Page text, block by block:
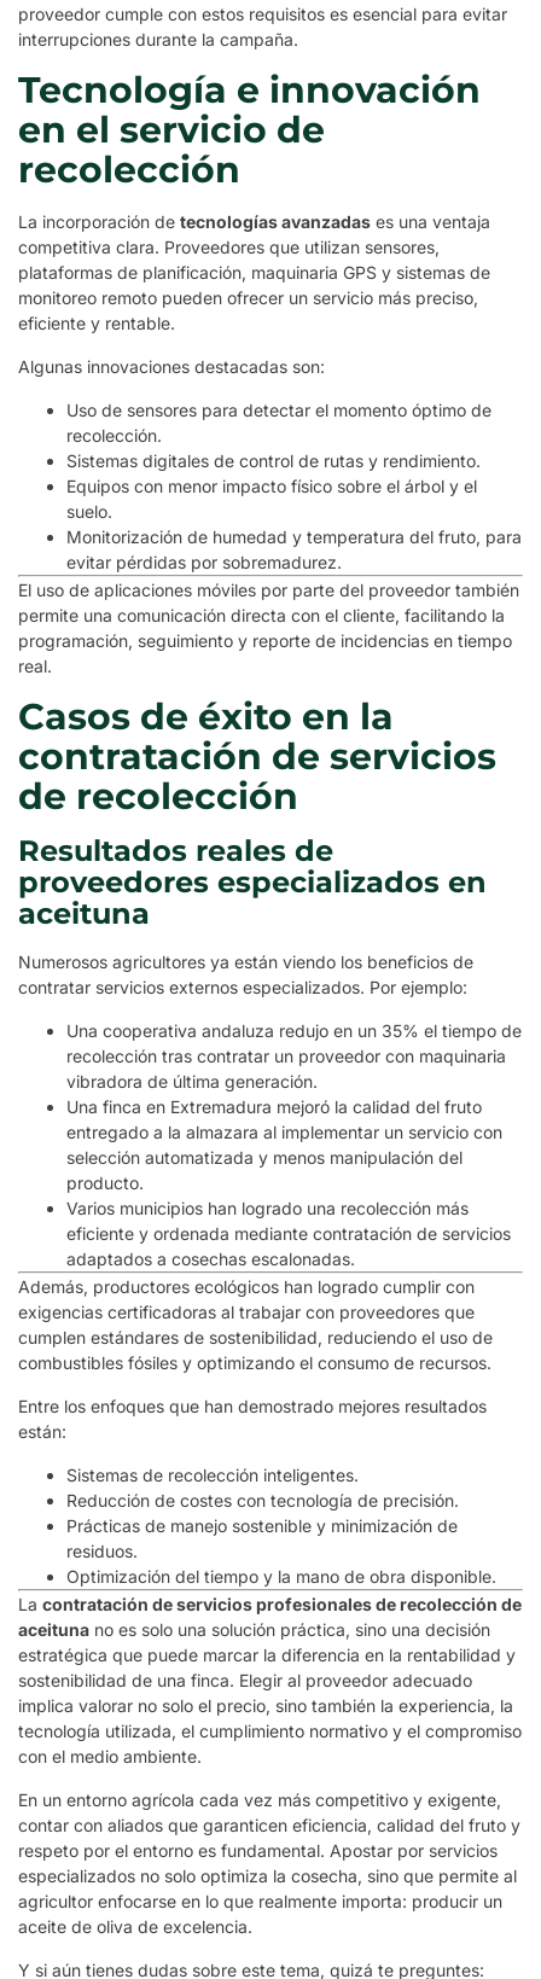
proveedor cumple con estos requisitos es esencial para evitar
interrupciones durante la campaña.
Tecnología e innovación
en el servicio de
recolección
La incorporación de tecnologías avanzadas es una ventaja
competitiva clara. Proveedores que utilizan sensores,
plataformas de planificación, maquinaria GPS y sistemas de
monitoreo remoto pueden ofrecer un servicio más preciso,
eficiente y rentable.
Algunas innovaciones destacadas son:
Uso de sensores para detectar el momento óptimo de
recolección.
Sistemas digitales de control de rutas y rendimiento.
Equipos con menor impacto físico sobre el árbol y el
suelo.
Monitorización de humedad y temperatura del fruto, para
evitar pérdidas por sobremadurez.
El uso de aplicaciones móviles por parte del proveedor también
permite una comunicación directa con el cliente, facilitando la
programación, seguimiento y reporte de incidencias en tiempo
real.
Casos de éxito en la
contratación de servicios
de recolección
Resultados reales de
proveedores especializados en
aceituna
Numerosos agricultores ya están viendo los beneficios de
contratar servicios externos especializados. Por ejemplo:
Una cooperativa andaluza redujo en un 35% el tiempo de
recolección tras contratar un proveedor con maquinaria
vibradora de última generación.
Una finca en Extremadura mejoró la calidad del fruto
entregado a la almazara al implementar un servicio con
selección automatizada y menos manipulación del
producto.
Varios municipios han logrado una recolección más
eficiente y ordenada mediante contratación de servicios
adaptados a cosechas escalonadas.
Además, productores ecológicos han logrado cumplir con
exigencias certificadoras al trabajar con proveedores que
cumplen estándares de sostenibilidad, reduciendo el uso de
combustibles fósiles y optimizando el consumo de recursos.
Entre los enfoques que han demostrado mejores resultados
están:
Sistemas de recolección inteligentes.
Reducción de costes con tecnología de precisión.
Prácticas de manejo sostenible y minimización de
residuos.
Optimización del tiempo y la mano de obra disponible.
La contratación de servicios profesionales de recolección de
aceituna no es solo una solución práctica, sino una decisión
estratégica que puede marcar la diferencia en la rentabilidad y
sostenibilidad de una finca. Elegir al proveedor adecuado
implica valorar no solo el precio, sino también la experiencia, la
tecnología utilizada, el cumplimiento normativo y el compromiso
con el medio ambiente.
En un entorno agrícola cada vez más competitivo y exigente,
contar con aliados que garanticen eficiencia, calidad del fruto y
respeto por el entorno es fundamental. Apostar por servicios
especializados no solo optimiza la cosecha, sino que permite al
agricultor enfocarse en lo que realmente importa: producir un
aceite de oliva de excelencia.
Y si aún tienes dudas sobre este tema, quizá te preguntes: